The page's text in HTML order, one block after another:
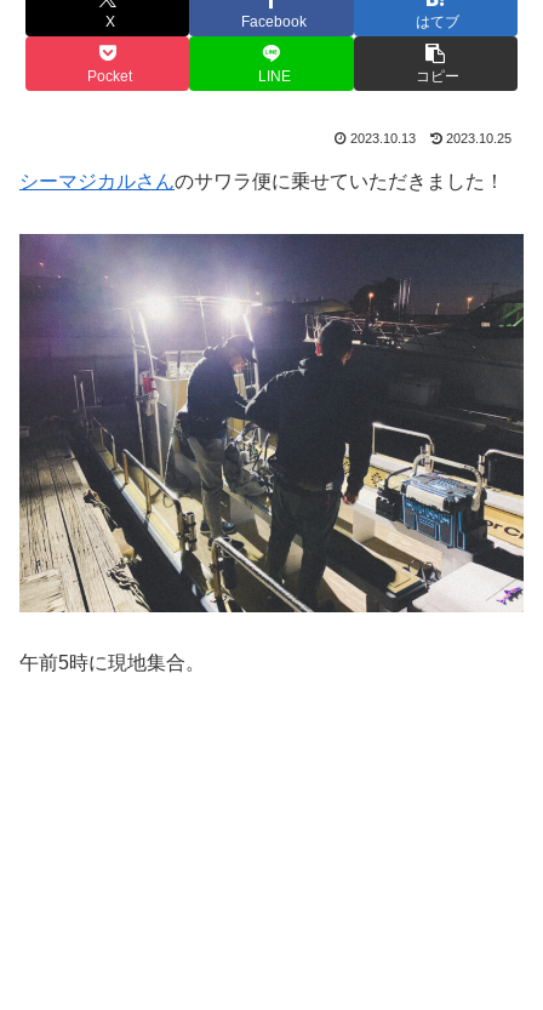
X Facebook はてブ
Pocket LINE コピー
2023.10.13 2023.10.25
シーマジカルさんのサワラ便に乗せていただきました！
午前5時に現地集合。